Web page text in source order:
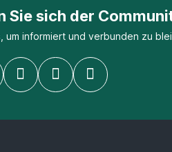
Sie sich der
um informiert und verbunden zu